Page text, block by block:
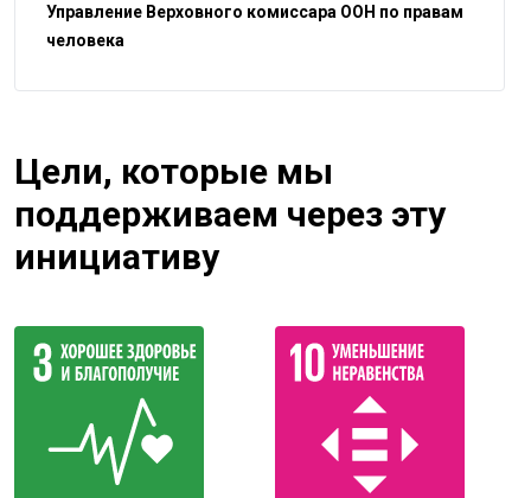
Управление Верховного комиссара ООН по правам
человека
Цели, которые мы
поддерживаем через эту
инициативу